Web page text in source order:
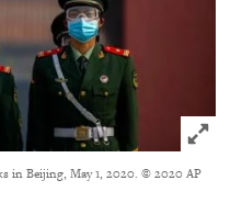
Click
in Beijing, May 1, 2020. © 2020 AP